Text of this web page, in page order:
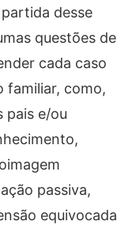
desse
questões de
cada caso
familiar, como,
pais e/ou
passiva,
equivocada